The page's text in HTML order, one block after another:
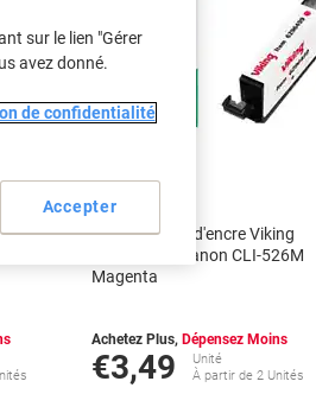
Marque
Cadeau
Cartouche jet d'encre Viking
Compatible Canon CLI-526M
Magenta
Achetez Plus, Dépensez Moins
€3,49
Unité
À partir de 2 Unités
sur le lien "Gérer
avez donné.
de confidentialité
Accepter